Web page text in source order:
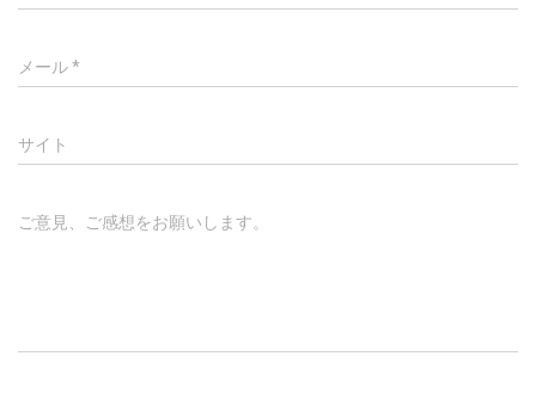
メール*
サイト
ご意見、ご感想をお願いします。